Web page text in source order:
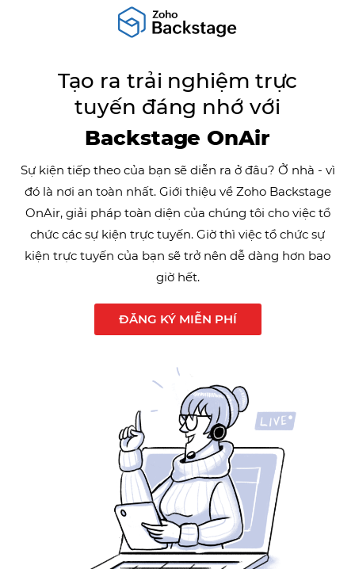
Tạo ra trải nghiệm trực
tuyến đáng nhớ với
Backstage OnAir
Sự kiện tiếp theo của bạn sẽ diễn ra ở đâu? Ở nhà - vì
đó là nơi an toàn nhất. Giới thiệu về Zoho Backstage
OnAir, giải pháp toàn diện của chúng tôi cho việc tổ
chức các sự kiện trực tuyến. Giờ thì việc tổ chức sự
kiện trực tuyến của bạn sẽ trở nên dễ dàng hơn bao
giờ hết.
ĐĂNG KÝ MIỄN PHÍ